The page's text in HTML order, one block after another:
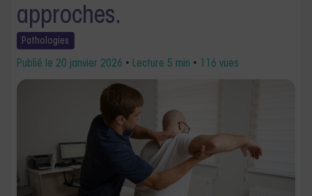
approches.
Pathologies
Publié le 20 janvier 2026 • Lecture 5 min • 116 vues